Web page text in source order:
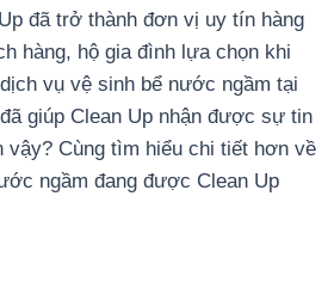
đã trở thành đơn vị uy tín hàng
hàng, hộ gia đình lựa chọn khi
vụ vệ sinh bể nước ngầm tại
giúp Clean Up nhận được sự tin
vậy? Cùng tìm hiểu chi tiết hơn về
ngầm đang được Clean Up